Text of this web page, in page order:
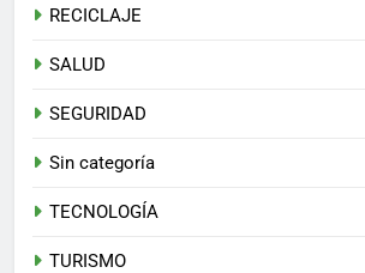
RECICLAJE
SALUD
SEGURIDAD
Sin categoría
TECNOLOGÍA
TURISMO